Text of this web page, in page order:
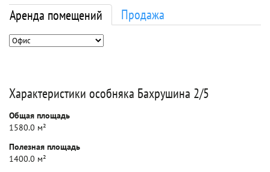
Аренда помещений Продажа
Характеристики особняка Бахрушина 2/5
Общая площадь
1580.0 м²
Полезная площадь
1400.0 м²